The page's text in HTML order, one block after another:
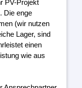
PV-Projekt
Die enge
(wir nutzen
Lager, sind
einen
wie aus